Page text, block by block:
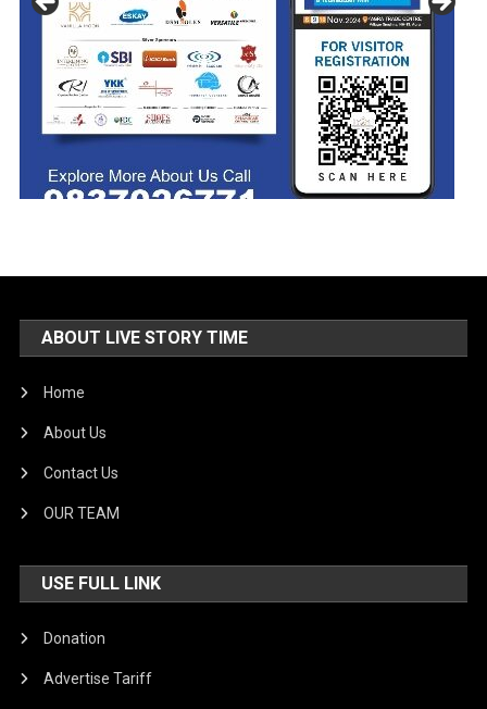
ABOUT LIVE STORY TIME
Home
About Us
Contact Us
OUR TEAM
USE FULL LINK
Donation
Advertise Tariff